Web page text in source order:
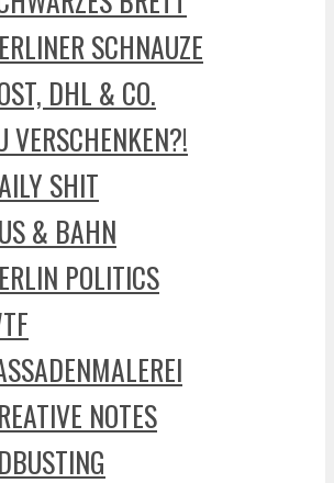
SCHNAUZE
DHL & CO.
VERSCHENKEN?!
SHIT
& BAHN
POLITICS
NOTES